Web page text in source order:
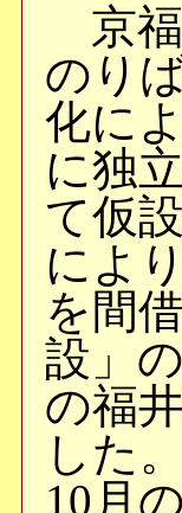
京福
のり
化に
に独
て仮
によ
を間
設」
の福
した
10月